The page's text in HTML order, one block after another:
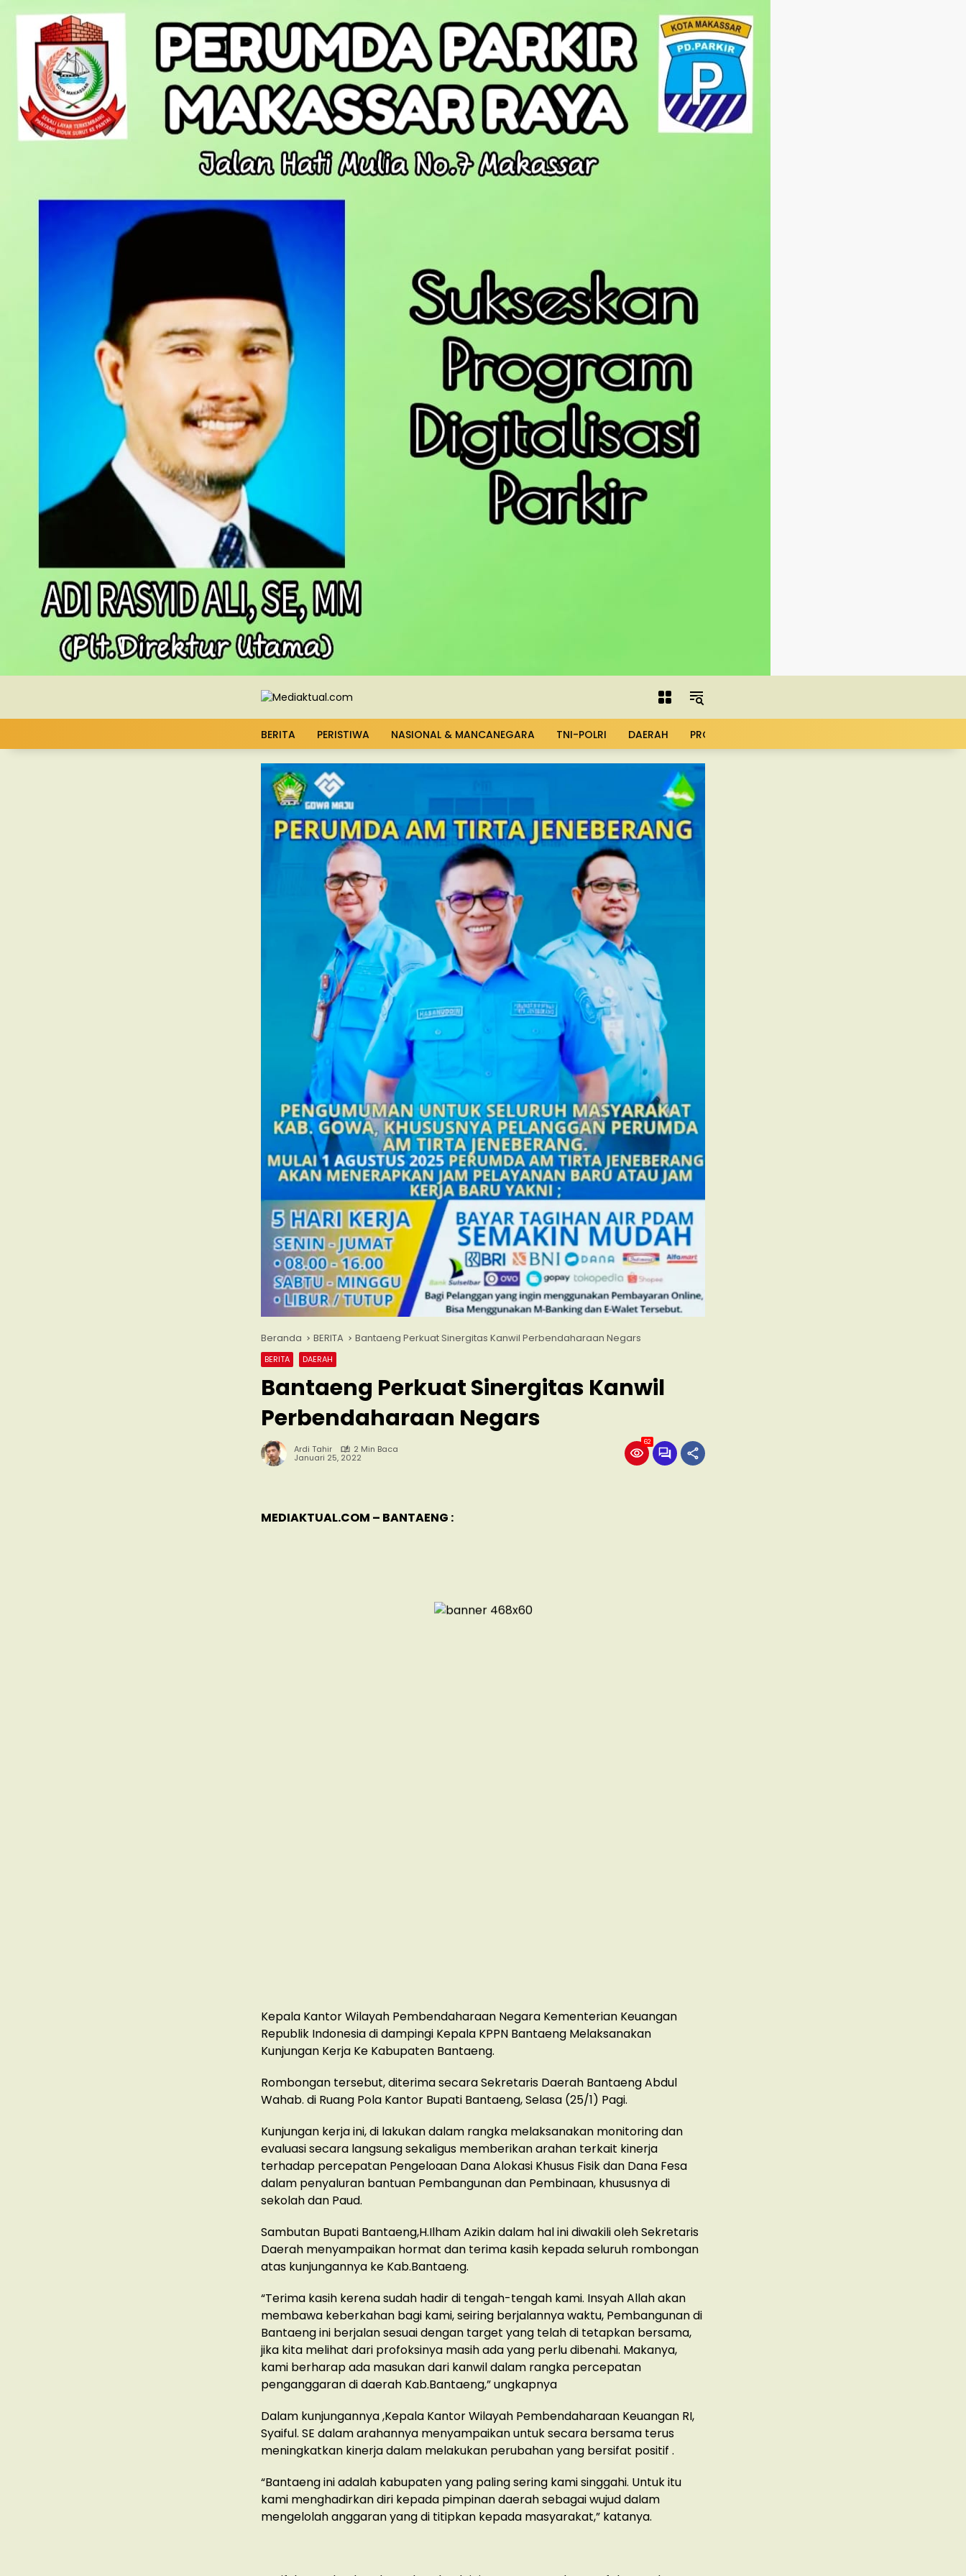
BERITA PERISTIWA NASIONAL & MANCANEGARA TNI-POLRI DAERAH PROFIL
Beranda BERITA Bantaeng Perkuat Sinergitas Kanwil Perbendaharaan Negars
BERITA DAERAH
Bantaeng Perkuat Sinergitas Kanwil
Perbendaharaan Negars
Ardi Tahir 2 Min Baca
Januari 25, 2022
62
MEDIAKTUAL.COM – BANTAENG :
Kepala Kantor Wilayah Pembendaharaan Negara Kementerian Keuangan
Republik Indonesia di dampingi Kepala KPPN Bantaeng Melaksanakan
Kunjungan Kerja Ke Kabupaten Bantaeng.
Rombongan tersebut, diterima secara Sekretaris Daerah Bantaeng Abdul
Wahab. di Ruang Pola Kantor Bupati Bantaeng, Selasa (25/1) Pagi.
Kunjungan kerja ini, di lakukan dalam rangka melaksanakan monitoring dan
evaluasi secara langsung sekaligus memberikan arahan terkait kinerja
terhadap percepatan Pengeloaan Dana Alokasi Khusus Fisik dan Dana Fesa
dalam penyaluran bantuan Pembangunan dan Pembinaan, khususnya di
sekolah dan Paud.
Sambutan Bupati Bantaeng,H.Ilham Azikin dalam hal ini diwakili oleh Sekretaris
Daerah menyampaikan hormat dan terima kasih kepada seluruh rombongan
atas kunjungannya ke Kab.Bantaeng.
“Terima kasih kerena sudah hadir di tengah-tengah kami. Insyah Allah akan
membawa keberkahan bagi kami, seiring berjalannya waktu, Pembangunan di
Bantaeng ini berjalan sesuai dengan target yang telah di tetapkan bersama,
jika kita melihat dari profoksinya masih ada yang perlu dibenahi. Makanya,
kami berharap ada masukan dari kanwil dalam rangka percepatan
penganggaran di daerah Kab.Bantaeng,” ungkapnya
Dalam kunjungannya ,Kepala Kantor Wilayah Pembendaharaan Keuangan RI,
Syaiful. SE dalam arahannya menyampaikan untuk secara bersama terus
meningkatkan kinerja dalam melakukan perubahan yang bersifat positif .
“Bantaeng ini adalah kabupaten yang paling sering kami singgahi. Untuk itu
kami menghadirkan diri kepada pimpinan daerah sebagai wujud dalam
mengelolah anggaran yang di titipkan kepada masyarakat,” katanya.